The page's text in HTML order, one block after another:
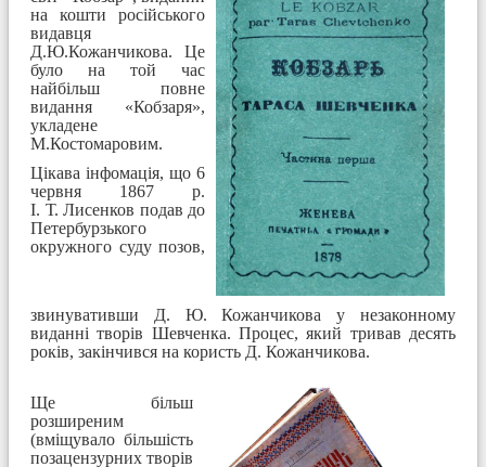
на кошти російського
видавця
Д.Ю.Кожанчикова. Це
було на той час
найбільш повне
видання «Кобзаря»,
укладене
М.Костомаровим.
Цікава інфомація, що 6
червня 1867 р.
І. Т. Лисенков подав до
Петербурзького
окружного суду позов,
звинувативши Д. Ю. Кожанчикова у незаконному
виданні творів Шевченка. Процес, який тривав десять
років, закінчився на користь Д. Кожанчикова.
Ще більш
розширеним
(вміщувало більшість
позацензурних творів